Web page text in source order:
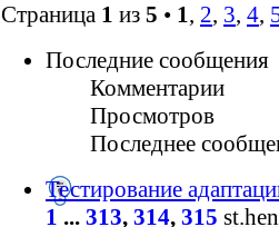
Страница 1 из 5 • 1, 2, 3, 4,
Последние сообщения
Комментарии
Просмотров
Последнее
Тестирование
1 ... 313, 314, 315